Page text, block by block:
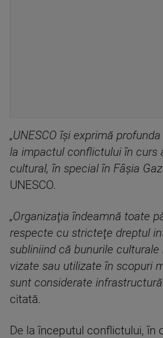
„UNESCO îşi exprimă
la impactul conflictului în curs
cultural, în special în Fâşia
UNESCO.
„Organizaţia îndeamnă toate
respecte cu stricteţe dreptul
subliniind că bunurile
vizate sau utilizate în scopuri
sunt considerate infrastructură
citată.
De la începutul conflictului, în